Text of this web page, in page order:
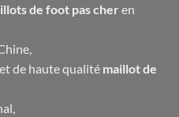
de foot pas cher en
de haute qualité maillot de